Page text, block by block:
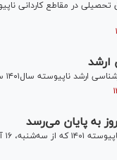
ارشد
۲۴ امشب شنبه ۲۷ آذر ماه پایان می‌یابد.
به پایان می‌رسد.